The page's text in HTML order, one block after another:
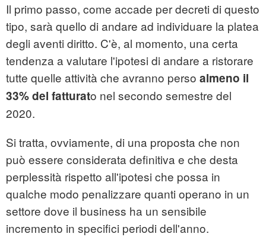
Il primo passo, come accade per decreti di questo
tipo, sarà quello di andare ad individuare la platea
degli aventi diritto. C'è, al momento, una certa
tendenza a valutare l'ipotesi di andare a ristorare
tutte quelle attività che avranno perso almeno il
33% del fatturato nel secondo semestre del
2020.
Si tratta, ovviamente, di una proposta che non
può essere considerata definitiva e che desta
perplessità rispetto all'ipotesi che possa in
qualche modo penalizzare quanti operano in un
settore dove il business ha un sensibile
incremento in specifici periodi dell'anno.